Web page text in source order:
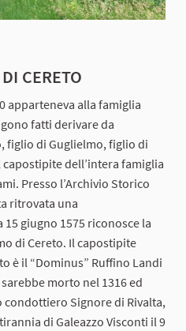
CERETO
apparteneva alla famiglia
fatti derivare da
figlio di Guglielmo, figlio di
dell’intera famiglia
Presso l’Archivio Storico
ritrovata una
giugno 1575 riconosce la
di Cereto. Il capostipite
è il “Dominus” Ruffino Landi
morto nel 1316 ed
condottiero Signore di Rivalta,
di Galeazzo Visconti il 9